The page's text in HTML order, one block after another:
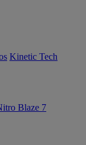
Kinetic Tech
Blaze 7